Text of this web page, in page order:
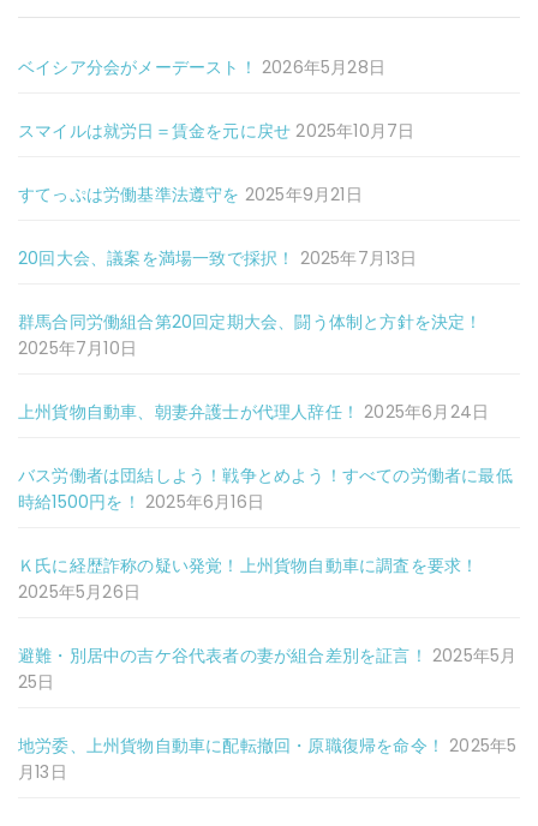
ベイシア分会がメーデースト！ 2026年5月28日
スマイルは就労日＝賃金を元に戻せ 2025年10月7日
すてっぷは労働基準法遵守を 2025年9月21日
20回大会、議案を満場一致で採択！ 2025年7月13日
群馬合同労働組合第20回定期大会、闘う体制と方針を決定！
2025年7月10日
上州貨物自動車、朝妻弁護士が代理人辞任！ 2025年6月24日
バス労働者は団結しよう！戦争とめよう！すべての労働者に最低
時給1500円を！ 2025年6月16日
Ｋ氏に経歴詐称の疑い発覚！上州貨物自動車に調査を要求！
2025年5月26日
避難・別居中の吉ケ谷代表者の妻が組合差別を証言！ 2025年5月
25日
地労委、上州貨物自動車に配転撤回・原職復帰を命令！ 2025年5
月13日